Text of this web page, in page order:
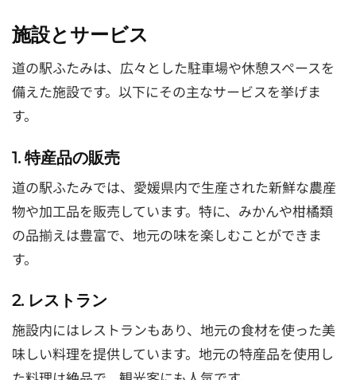
施設とサービス
道の駅ふたみは、広々とした駐車場や休憩スペースを
備えた施設です。以下にその主なサービスを挙げま
す。
1. 特産品の販売
道の駅ふたみでは、愛媛県内で生産された新鮮な農産
物や加工品を販売しています。特に、みかんや柑橘類
の品揃えは豊富で、地元の味を楽しむことができま
す。
2. レストラン
施設内にはレストランもあり、地元の食材を使った美
味しい料理を提供しています。地元の特産品を使用し